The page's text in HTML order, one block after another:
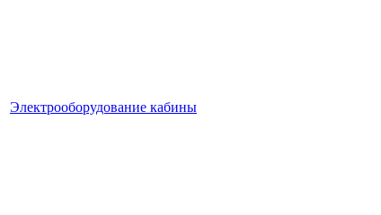
Электрооборудование кабины